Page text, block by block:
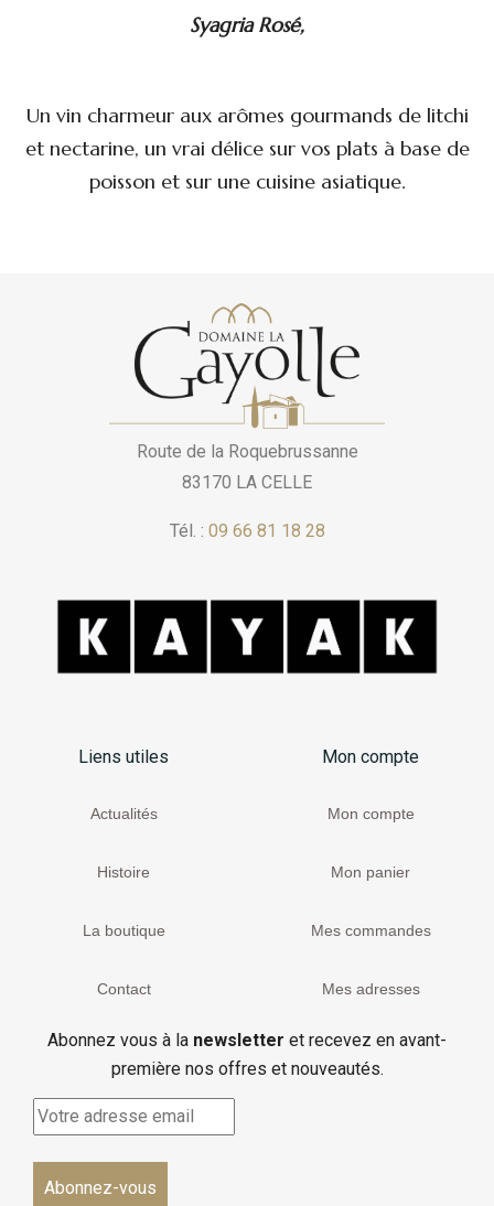
Syagria Rosé,
Un vin charmeur aux arômes gourmands de litchi
et nectarine, un vrai délice sur vos plats à base de
poisson et sur une cuisine asiatique.
Route de la Roquebrussanne
83170 LA CELLE
Tél. : 09 66 81 18 28
Liens utiles
Actualités
Histoire
La boutique
Contact
Mon compte
Mon compte
Mon panier
Mes commandes
Mes adresses
Abonnez vous à la newsletter et recevez en avant-
première nos offres et nouveautés.